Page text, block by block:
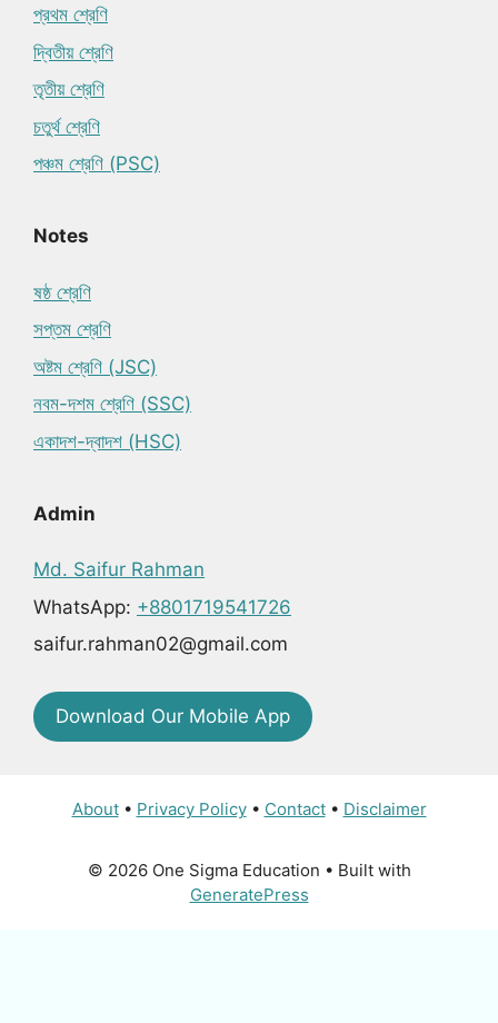
প্রথম শ্রেণি
দ্বিতীয় শ্রেণি
তৃতীয় শ্রেণি
চতুর্থ শ্রেণি
পঞ্চম শ্রেণি (PSC)
Notes
ষষ্ঠ শ্রেণি
সপ্তম শ্রেণি
অষ্টম শ্রেণি (JSC)
নবম-দশম শ্রেণি (SSC)
একাদশ-দ্বাদশ (HSC)
Admin
Md. Saifur Rahman
WhatsApp: +8801719541726
saifur.rahman02@gmail.com
Download Our Mobile App
About• Privacy Policy• Contact• Disclaimer
© 2026 One Sigma Education • Built with
GeneratePress